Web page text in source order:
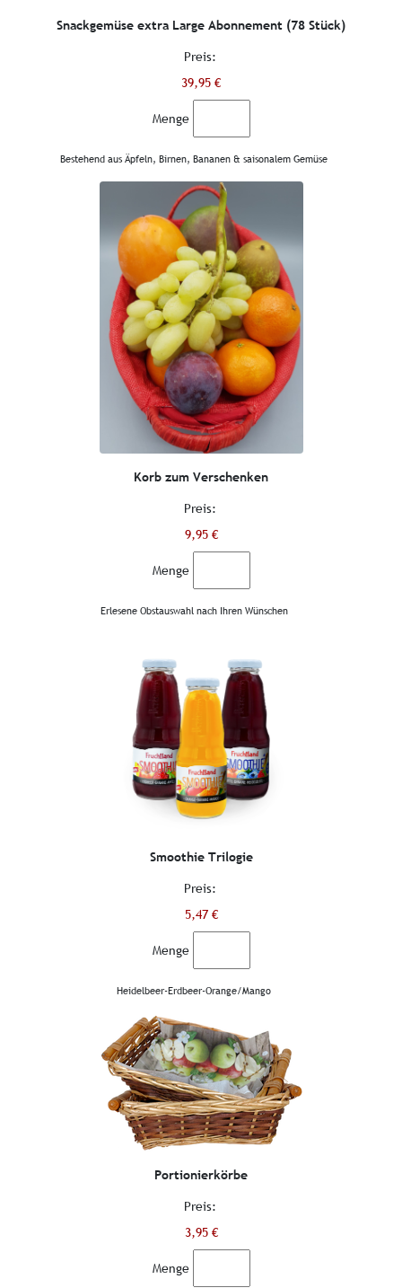
Snackgemüse extra Large Abonnement (78 Stück)
Preis:
39,95 €
Menge
Bestehend aus Äpfeln, Birnen, Bananen & saisonalem Gemüse
Korb zum Verschenken
Preis:
9,95 €
Menge
Erlesene Obstauswahl nach Ihren Wünschen
Smoothie Trilogie
Preis:
5,47 €
Menge
Heidelbeer-Erdbeer-Orange/Mango
Portionierkörbe
Preis:
3,95 €
Menge